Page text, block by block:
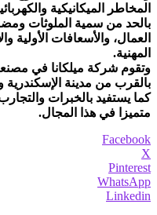
المخاطر الميكانيكية
بالحد من سمية الملوثات
العمال، والأسعافات الأولية
المهنية.
وتقوم شركة ميلكانا في
بالقرب من مدينة الإسكندرية
كما يستفيد بالخبرات
متميزا في هذا المجال.
Facebook
X
Pinterest
WhatsApp
Linkedin